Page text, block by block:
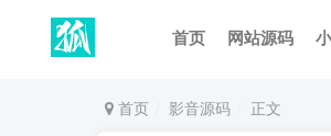
首页 网站源码
首页 影音源码 正文